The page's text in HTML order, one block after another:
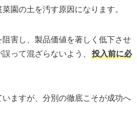
園の土を汚す原因になります。
害し、製品価値を著しく低下させ
って混ざらないよう、
投入前に必
ますが、分別の徹底こそが成功へ